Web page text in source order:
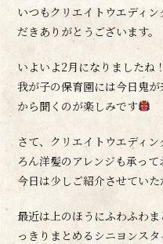
いつもクリエイトウエディ
だきありがとうございます。
いよいよ2月になりましたね！
我が子の保育園には今日鬼
から聞くのが楽しみです
さて、クリエイトウエディ
ろん洋髪のアレンジも承って
今日は少しご紹介させてい
最近は上のほうにふわふわ
っきりまとめるシニヨンスタ